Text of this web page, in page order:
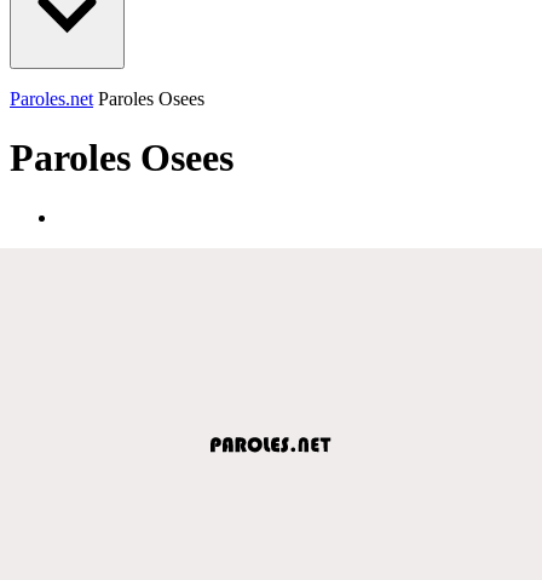
Paroles.net Paroles Osees
Paroles Osees